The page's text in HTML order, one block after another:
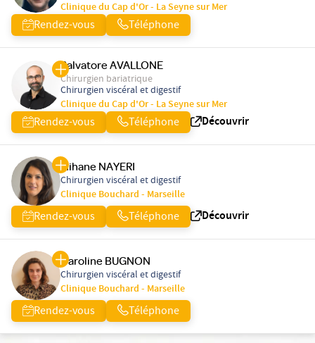
Clinique du Cap d'Or - La Seyne sur Mer
Rendez-vous Téléphone
Salvatore AVALLONE
Chirurgien bariatrique
Chirurgien viscéral et digestif
Clinique du Cap d'Or - La Seyne sur Mer
Rendez-vous Téléphone Découvrir
Mihane NAYERI
Chirurgien viscéral et digestif
Clinique Bouchard - Marseille
Rendez-vous Téléphone Découvrir
Caroline BUGNON
Chirurgien viscéral et digestif
Clinique Bouchard - Marseille
Rendez-vous Téléphone